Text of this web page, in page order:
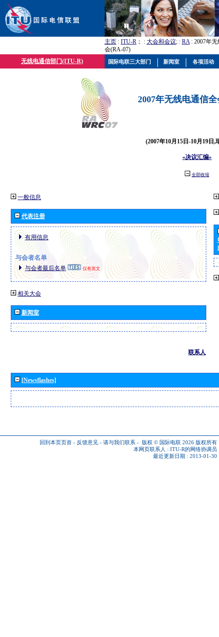
主页 : ITU-R ； : 大会和会议; : RA: 2007年
会(RA-07)
无线电通信部门(ITU-R)
2007年无线电通信
(2007年10月15日-10月19日,
«决议汇编»
全部收缩
一般信息
代表注册
有用信息
与会者名单
与会者最后名单 仅有英文
相关大会
新闻室
联系人
[Newsflashes]
回到本页页首 - 反馈意见 - 请与我们联系 - 版权 © 国际电联 2026 版权所有
本网页联系人 : ITU-R的网络协调员
最近更新日期 : 2013-01-30
国际电联三大部门 新闻室 各项活动